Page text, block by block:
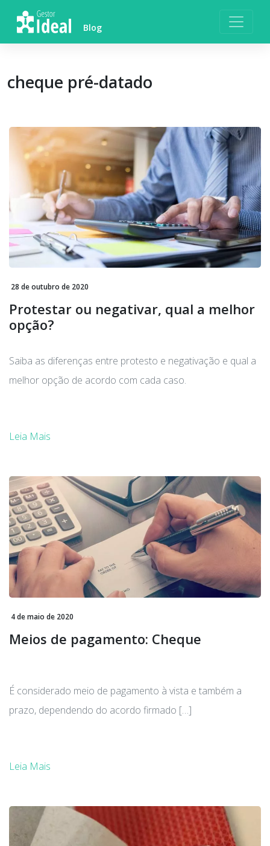
content
Blog
cheque pré-datado
28 de outubro de 2020
Protestar ou negativar, qual a melhor
opção?
Saiba as diferenças entre protesto e negativação e qual a
melhor opção de acordo com cada caso.
Leia Mais
4 de maio de 2020
Meios de pagamento: Cheque
É considerado meio de pagamento à vista e também a
prazo, dependendo do acordo firmado […]
Leia Mais